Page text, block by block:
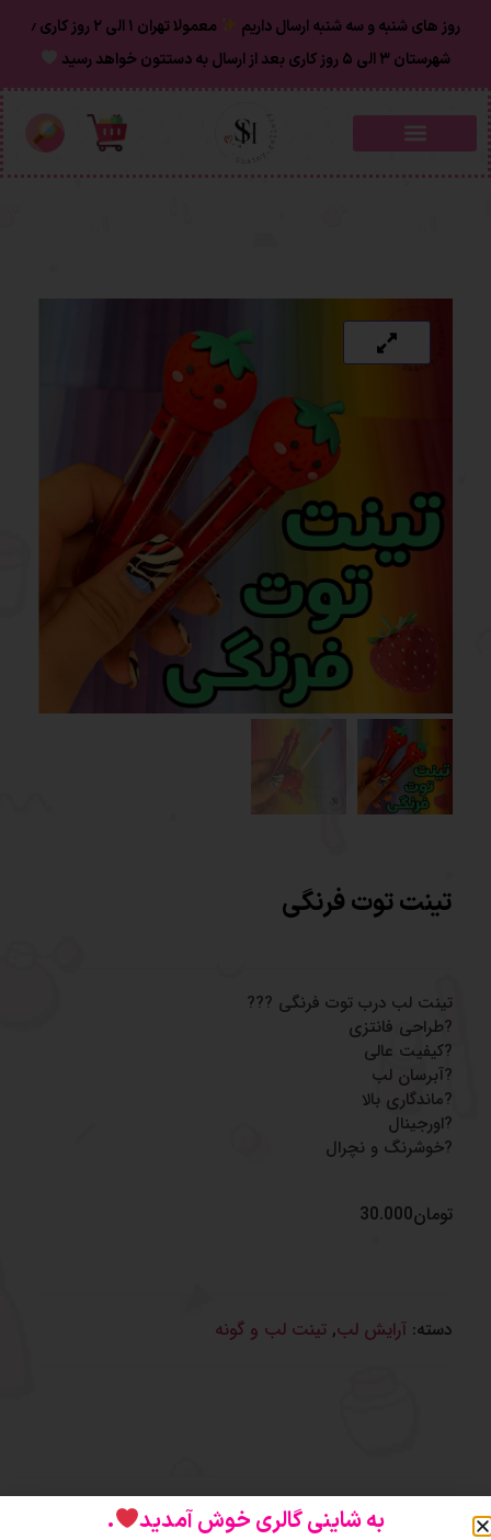
روز های شنبه و سه شنبه ارسال داریم
معمولا تهران ۱ الی ۲ روز‌ کاری ٫
شهرستان ۳ الی ۵ روز کاری بعد از ارسال به دستتون خواهد رسید
تینت توت فرنگی
تینت لب درب توت فرنگی ???
?طراحی فانتزی
?کیفیت عالی
?آبرسان لب
?ماندگاری بالا
?اورجینال
?خوشرنگ و نچرال
تومان30.000
دسته: آرایش لب, تینت لب و گونه
توضیحات نظرات (0)
به شاینی گالری خوش آمدید .